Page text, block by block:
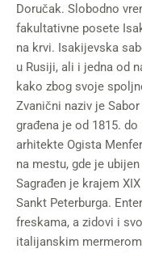
Doručak. Slobodno
fakultativne posete
na krvi. Isakijevska
u Rusiji, ali i jedna od
kako zbog svoje
Zvanični naziv je
građena je od 1815.
arhitekte Ogista
na mestu, gde je
Sagrađen je krajem
Sankt Peterburga.
freskama, a zidovi i
italijanskim